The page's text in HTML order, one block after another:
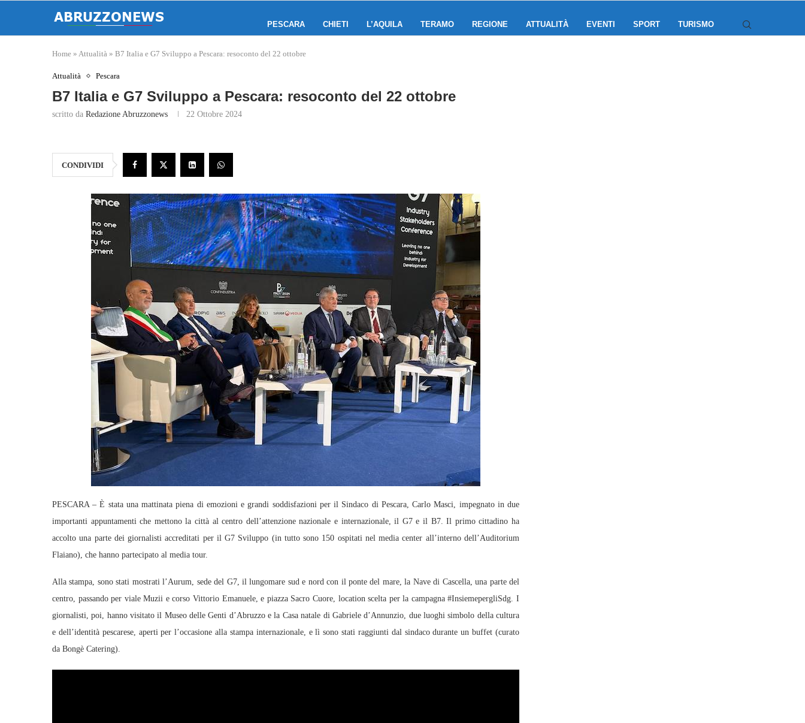
PESCARA CHIETI L’AQUILA TERAMO REGIONE ATTUALITÀ EVENTI SPORT TURISMO
Home » Attualità » B7 Italia e G7 Sviluppo a Pescara: resoconto del 22 ottobre
Attualità Pescara
B7 Italia e G7 Sviluppo a Pescara: resoconto del 22 ottobre
scritto da Redazione Abruzzonews 22 Ottobre 2024
CONDIVIDI
PESCARA – È stata una mattinata piena di emozioni e grandi soddisfazioni per il Sindaco di Pescara, Carlo Masci, impegnato in due
importanti appuntamenti che mettono la città al centro dell’attenzione nazionale e internazionale, il G7 e il B7. Il primo cittadino ha
accolto una parte dei giornalisti accreditati per il G7 Sviluppo (in tutto sono 150 ospitati nel media center all’interno dell’Auditorium
Flaiano), che hanno partecipato al media tour.
Alla stampa, sono stati mostrati l’Aurum, sede del G7, il lungomare sud e nord con il ponte del mare, la Nave di Cascella, una parte del
centro, passando per viale Muzii e corso Vittorio Emanuele, e piazza Sacro Cuore, location scelta per la campagna #InsiemepergliSdg. I
giornalisti, poi, hanno visitato il Museo delle Genti d’Abruzzo e la Casa natale di Gabriele d’Annunzio, due luoghi simbolo della cultura
e dell’identità pescarese, aperti per l’occasione alla stampa internazionale, e lì sono stati raggiunti dal sindaco durante un buffet (curato
da Bongè Catering).